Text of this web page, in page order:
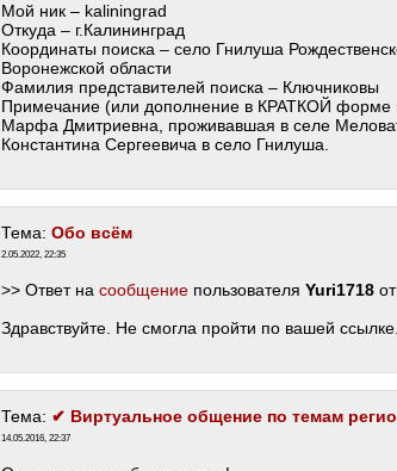
Мой ник – kaliningrad
Откуда – г.Калининград
Координаты поиска – село Гнилуша
Воронежской области
Фамилия представителей поиска – Ключниковы
Примечание (или дополнение в КРАТКОЙ
Марфа Дмитриевна, проживавшая в селе
Константина Сергеевича в село Гнилуша.
Тема: Обо всём
2.05.2022, 22:35
>> Ответ на сообщение пользователя Yuri1718
Здравствуйте. Не смогла пройти по вашей
Тема: ✔ Виртуальное общение по темам
14.05.2016, 22:37